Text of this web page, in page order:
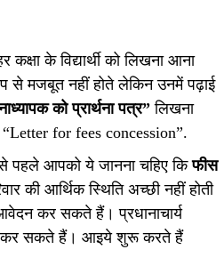
के विद्यार्थी को लिखना आना
से मजबूत नहीं होते लेकिन उनमें पढ़ाई
को प्रार्थना पत्र”लिखना
for fees concession”.
पहले आपको ये जानना चहिए किफीस
की आर्थिक स्थिति अच्छी नहीं होती
कर सकते हैं। प्रधानाचार्य
कर सकते हैं। आइये शुरू करते हैं